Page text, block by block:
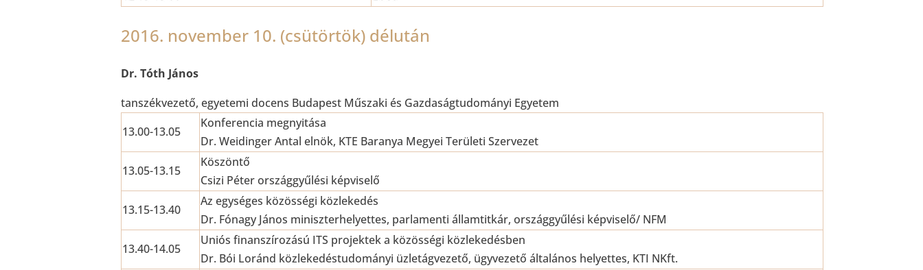
2016. november 10. (csütörtök) délután
Dr. Tóth János
tanszékvezető, egyetemi docens Budapest Műszaki és Gazdaságtudományi Egyetem
13.00-13.05
Konferencia megnyitása
Dr. Weidinger Antal elnök, KTE Baranya Megyei Területi Szervezet
13.05-13.15
Köszöntő
Csizi Péter országgyűlési képviselő
13.15-13.40
Az egységes közösségi közlekedés
Dr. Fónagy János miniszterhelyettes, parlamenti államtitkár, országgyűlési képviselő/ NFM
13.40-14.05
Uniós finanszírozású ITS projektek a közösségi közlekedésben
Dr. Bói Loránd közlekedéstudományi üzletágvezető, ügyvezető általános helyettes, KTI NKft.